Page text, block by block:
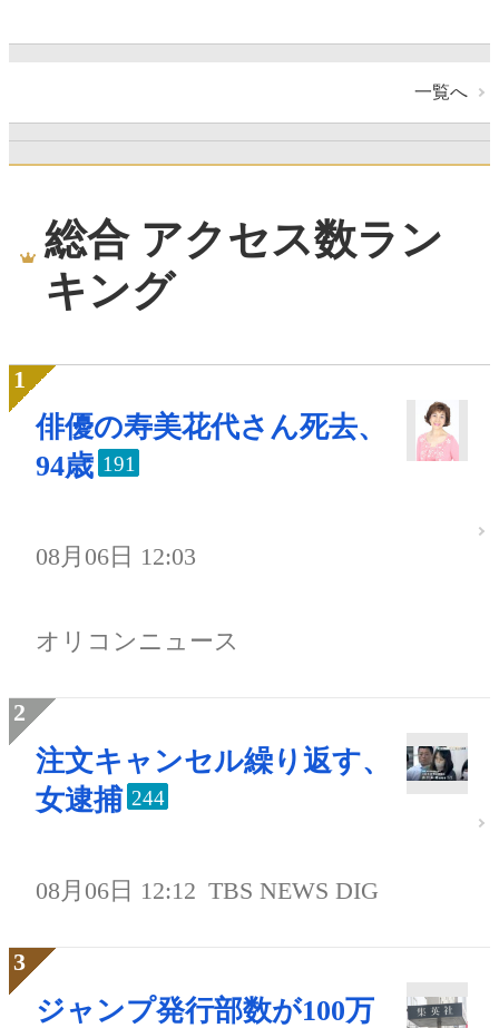
一覧へ
総合 アクセス数ラン
キング
俳優の寿美花代さん死去、
94歳 191
08月06日 12:03
オリコンニュース
注文キャンセル繰り返す、
女逮捕 244
08月06日 12:12 TBS NEWS DIG
ジャンプ発行部数が100万